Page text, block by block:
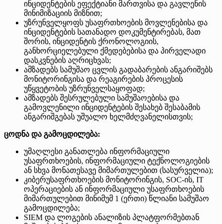
ინციდენტების ეფექტიანი მართვისა და გავლენის
მინიმიზაციის მიზნით;
უზრუნველყოფს უსაფრთხოების მოვლენებისა და
ინციდენტების სათანადო დოკუმენტირებას, მათ
შორის, ინციდენტის ქრონოლოგიის,
განხორციელებული ქმედებებისა და პირველადი
დასკვნების აღრიცხვას;
ამზადებს სამუშაო ცვლის გადაბარების ანგარიშებს
მონიტორინგისა და რეაგირების პროცესის
უწყვეტობის უზრუნველსაყოფად;
ამზადებს შესრულებული სამუშაოებისა და
გამოვლენილი ინციდენტების შესახებ შესაბამის
ანგარიშგებას უშუალო ხელმძღვანელისთვის;
ცოდნა და გამოცდილება:
უმაღლესი განათლება ინფორმაციული
უსაფრთხოების, ინფორმაციული ტექნოლოგიების
ან სხვა მონათესავე მიმართულებით (სასურველია);
კიბერუსაფრთხოების მონიტორინგის, SOC-ის, IT
ოპერაციების ან ინფორმაციული უსაფრთხოების
მიმართულებით მინიმუმ 1 (ერთი) წლიანი სამუშაო
გამოცდილება;
SIEM და ლოგების ანალიზის პლატფორმებთან